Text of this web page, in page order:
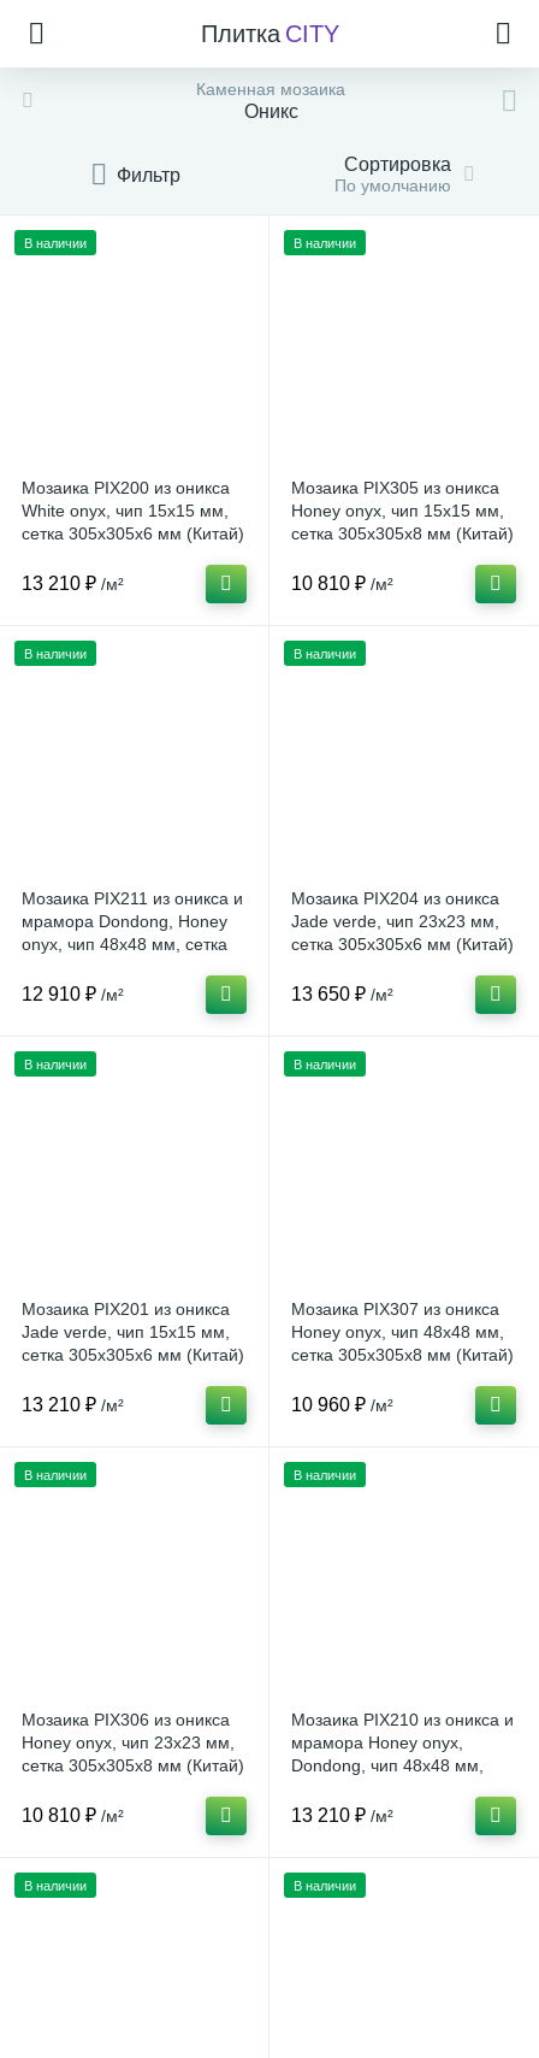
Плитка CITY
Каменная мозаика
Оникс
Фильтр Сортировка
По умолчанию
В наличии
Мозаика PIX200 из оникса
White onyx, чип 15x15 мм,
сетка 305х305х6 мм (Китай)
13 210 ₽ /м²
В наличии
Мозаика PIX305 из оникса
Honey onyx, чип 15x15 мм,
сетка 305х305x8 мм (Китай)
10 810 ₽ /м²
В наличии
Мозаика PIX211 из оникса и
мрамора Dondong, Honey
onyx, чип 48x48 мм, сетка
12 910 ₽ /м²
В наличии
Мозаика PIX204 из оникса
Jade verde, чип 23x23 мм,
сетка 305х305x6 мм (Китай)
13 650 ₽ /м²
В наличии
Мозаика PIX201 из оникса
Jade verde, чип 15x15 мм,
сетка 305х305x6 мм (Китай)
13 210 ₽ /м²
В наличии
Мозаика PIX307 из оникса
Honey onyx, чип 48x48 мм,
сетка 305х305x8 мм (Китай)
10 960 ₽ /м²
В наличии
Мозаика PIX306 из оникса
Honey onyx, чип 23x23 мм,
сетка 305х305x8 мм (Китай)
10 810 ₽ /м²
В наличии
Мозаика PIX210 из оникса и
мрамора Honey onyx,
Dondong, чип 48x48 мм,
13 210 ₽ /м²
В наличии В наличии